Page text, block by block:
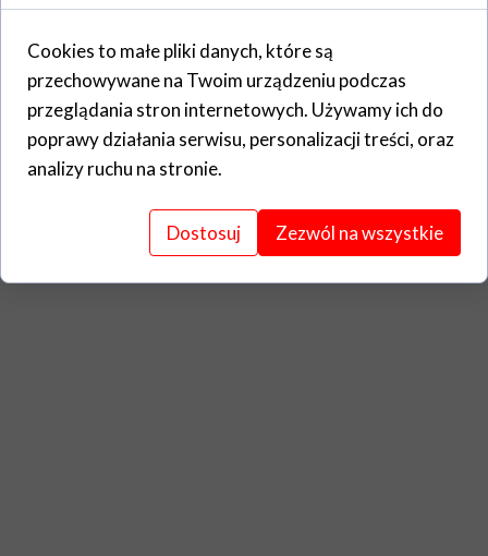
Cookies to małe pliki danych, które są
przechowywane na Twoim urządzeniu podczas
przeglądania stron internetowych. Używamy ich do
poprawy działania serwisu, personalizacji treści, oraz
analizy ruchu na stronie.
Dostosuj Zezwól na wszystkie